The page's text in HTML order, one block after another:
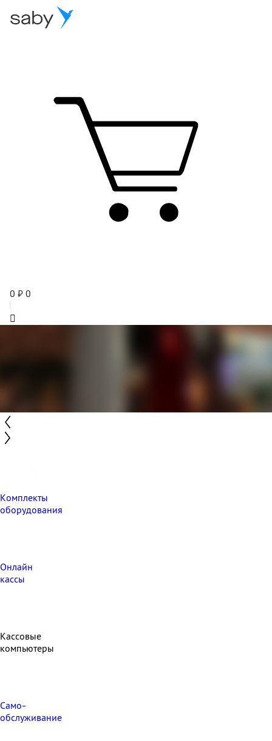
0 ₽ 0
Комплекты
оборудования
Онлайн
кассы
Кассовые
компьютеры
Само-
обслуживание